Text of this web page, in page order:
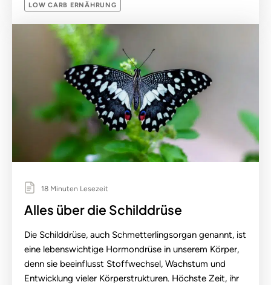
LOW CARB ERNÄHRUNG
18 Minuten Lesezeit
Alles über die Schilddrüse
Die Schilddrüse, auch Schmetterlingsorgan genannt, ist
eine lebenswichtige Hormondrüse in unserem Körper,
denn sie beeinflusst Stoffwechsel, Wachstum und
Entwicklung vieler Körperstrukturen. Höchste Zeit, ihr